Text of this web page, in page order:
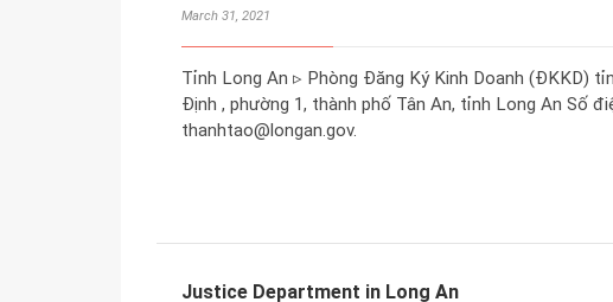
March 31, 2021
Tỉnh Long An ▹ Phòng Đăng Ký Kinh Doanh (ĐKKD)
Định , phường 1, thành phố Tân An, tỉnh Long An Số
thanhtao@longan.gov.
Justice Department in Long An